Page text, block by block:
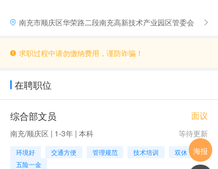
南充市顺庆区华荣路二段南充高新技术产业园区管委会
求职过程中请勿缴纳费用，谨防诈骗！
在聘职位
综合部文员 面议
南充/顺庆区 | 1-3年 | 本科 等待更新
环境好 交通方便 管理规范 技术培训
双休
五险一金
海报